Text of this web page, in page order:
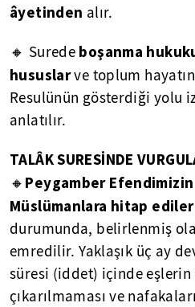
âyetinden alır.
🔸 Surede boşanma
hususlarve toplum
Resulünün gösterdiği yolu
anlatılır.
TALÂK SURESİNDE
🔸 Peygamber
Müslümanlara hitap
durumunda, belirlenmiş
emredilir. Yaklaşık üç ay
süresi (iddet) içinde eşlerin
çıkarılmaması ve